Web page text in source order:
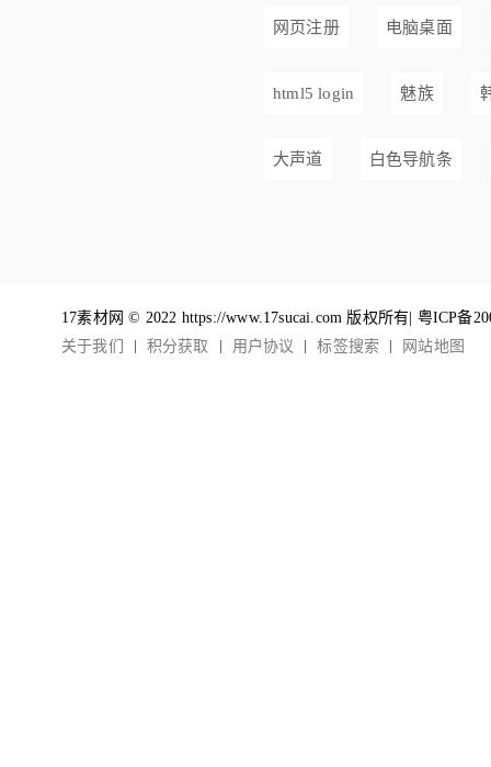
网页注册 电脑桌面
html5 login 魅族
大声道 白色导航条
17素材网 © 2022 https://www.17sucai.com 版权所有| 粤ICP备
关于我们
积分获取 用户协议 标签搜索 网站地图